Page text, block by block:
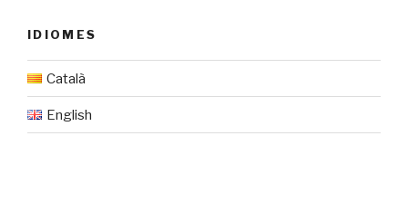
IDIOMES
Català
English